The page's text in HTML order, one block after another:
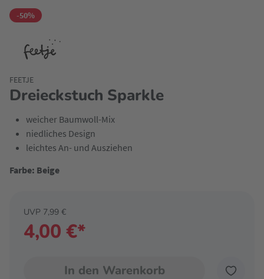
-50%
Dreieckstuch Sparkle
FEETJE
weicher Baumwoll-Mix
niedliches Design
leichtes An- und Ausziehen
Farbe: Beige
4,00 €*
UVP 7,99 €
In den Warenkorb